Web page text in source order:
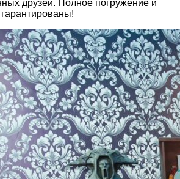
друзей. Полное погружение и